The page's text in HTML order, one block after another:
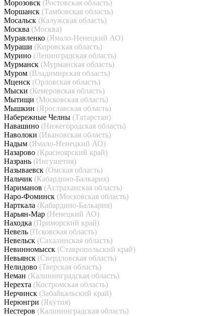
Морозовск (Ростовская область)
Моршанск (Тамбовская область)
Мосальск (Калужская область)
Москва (Москва)
Муравленко (Ямало-Ненецкий АО)
Мураши (Кировская область)
Мурино (Ленинградская область)
Мурманск (Мурманская область)
Муром (Владимирская область)
Мценск (Орловская область)
Мыски (Кемеровская область)
Мытищи (Московская область)
Мышкин (Ярославская область)
Набережные Челны (Татарстан)
Навашино (Нижегородская область)
Наволоки (Ивановская область)
Надым (Ямало-Ненецкий АО)
Назарово (Красноярский край)
Назрань (Ингушетия)
Называевск (Омская область)
Нальчик (Кабардино-Балкария)
Нариманов (Астраханская область)
Наро-Фоминск (Московская область)
Нарткала (Кабардино-Балкария)
Нарьян-Мар (Ненецкий АО)
Находка (Приморский край)
Невель (Псковская область)
Невельск (Сахалинская область)
Невинномысск (Ставропольский край)
Невьянск (Свердловская область)
Нелидово (Тверская область)
Неман (Калининградская область)
Нерехта (Костромская область)
Нерчинск (Забайкальский край)
Нерюнгри (Якутия)
Нестеров (Калининградская область)